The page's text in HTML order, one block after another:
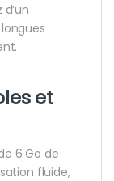
et
6 Go de
fluide,